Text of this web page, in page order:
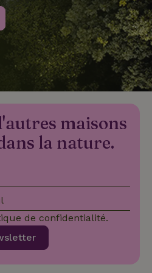
maisons
la nature.
de confidentialité.
www.maisonnature.fr
www.maisonnature.fr
www.maisonnature.fr
www.maisonnature.fr